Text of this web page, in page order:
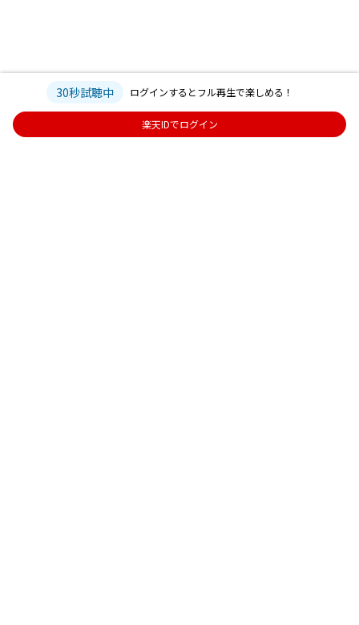
30秒試聴中 ログインするとフル再生で楽しめる！
楽天IDでログイン